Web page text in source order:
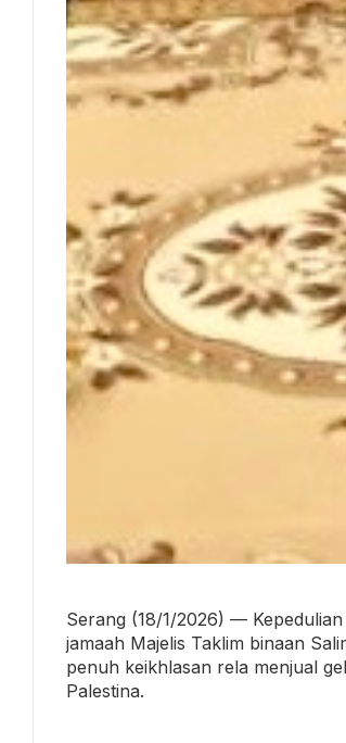
Serang (18/1/2026) —
jamaah Majelis Taklim binaan
penuh keikhlasan rela menjual
Palestina.